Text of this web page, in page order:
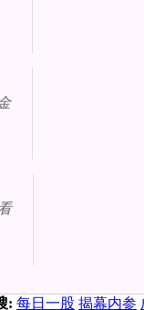
: 每日一股 揭幕内参